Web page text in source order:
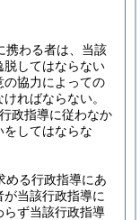
携わる者は、当該
脱してはならない
の協力によっての
ればならない。
政指導に従わなか
をしてはならな
める行政指導にあ
当該行政指導に
らず当該行政指導